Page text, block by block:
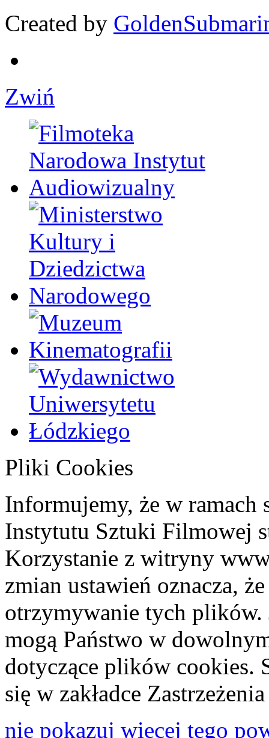
Created by
Zwiń
Pliki Cookies
Informujemy, że w ramach
Instytutu Sztuki Filmowej
Korzystanie z witryny
zmian ustawień oznacza,
otrzymywanie tych plików.
mogą Państwo w
dotyczące plików cookies.
się w zakładce
nie pokazuj więcej tego